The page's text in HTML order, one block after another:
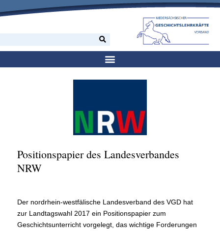
Positionspapier des Landesverbandes
NRW
Der nordrhein-westfälische Landesverband des VGD hat
zur Landtagswahl 2017 ein Positionspapier zum
Geschichtsunterricht vorgelegt, das wichtige Forderungen